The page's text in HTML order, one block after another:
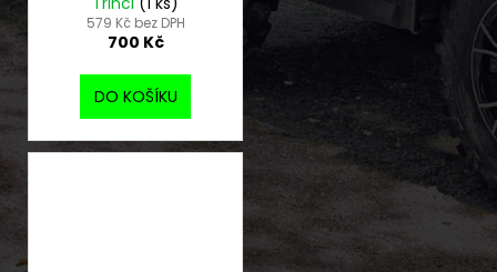
579 Kč bez DPH
700 Kč
DO KOŠÍKU